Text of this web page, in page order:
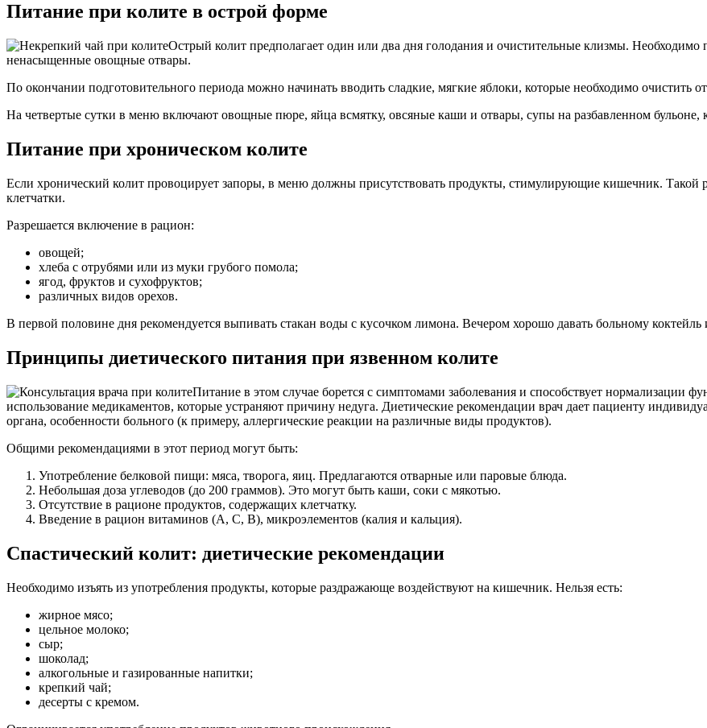
Питание при колите в острой форме
Острый колит предполагает один или два дня голодания и очистительные клизмы. Необходимо
ненасыщенные овощные отвары.
По окончании подготовительного периода можно начинать вводить сладкие, мягкие яблоки, которые необходимо очистить
На четвертые сутки в меню включают овощные пюре, яйца всмятку, овсяные каши и отвары, супы на разбавленном
Питание при хроническом колите
Если хронический колит провоцирует запоры, в меню должны присутствовать продукты, стимулирующие кишечник. Такой
клетчатки.
Разрешается включение в рацион:
овощей;
​хлеба с отрубями или из муки грубого помола;
​ягод, фруктов и сухофруктов;
​различных видов орехов.
В первой половине дня рекомендуется выпивать стакан воды с кусочком лимона. Вечером хорошо давать больному
Принципы диетического питания при язвенном колите
Питание в этом случае борется с симптомами заболевания и способствует нормализации
использование медикаментов, которые устраняют причину недуга. Диетические рекомендации врач дает пациенту
органа, особенности больного (к примеру, аллергические реакции на различные виды продуктов).
Общими рекомендациями в этот период могут быть:
Употребление белковой пищи: мяса, творога, яиц. Предлагаются отварные или паровые блюда.
Небольшая доза углеводов (до 200 граммов). Это могут быть каши, соки с мякотью.
Отсутствие в рационе продуктов, содержащих клетчатку.
Введение в рацион витаминов (А, С, В), микроэлементов (калия и кальция).
Спастический колит: диетические рекомендации
Необходимо изъять из употребления продукты, которые раздражающе воздействуют на кишечник. Нельзя есть:
жирное мясо;
цельное молоко;
сыр;
шоколад;
алкогольные и газированные напитки;
крепкий чай;
десерты с кремом.